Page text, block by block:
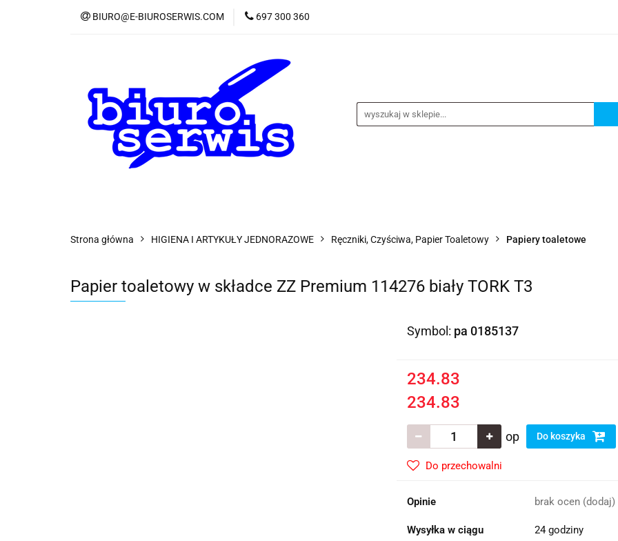
BIURO@E-BIUROSERWIS.COM 697 300 360
Strona główna HIGIENA I ARTYKUŁY JEDNORAZOWE Ręczniki, Czyściwa, Papier Toaletowy Papiery toaletowe
Papier toaletowy w składce ZZ Premium 114276 biały TORK T3
Symbol: pa 0185137
234.83
234.83
op Do koszyka
Do przechowalni
Opinie brak ocen (dodaj)
Wysyłka w ciągu 24 godziny